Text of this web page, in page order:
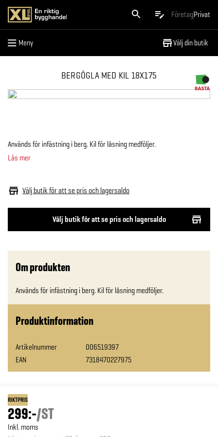
FöretagPrivat
Meny Välj din butik
Meny
BERGÖGLA MED KIL 18X175
Välj butik för att se pris och lagersaldo
Välj butik för att se pris och lagersaldo
Används för infästning i berg. Kil för låsning medföljer.
Läs mer
Om produkten
Används för infästning i berg. Kil för låsning medföljer.
Produktinformation
Artikelnummer
006519397
EAN
7318470227975
RIKTPRIS
299:-/ST
Inkl. moms